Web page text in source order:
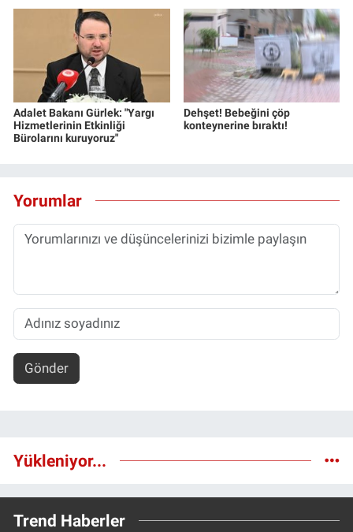
Adalet Bakanı Gürlek: "Yargı
Hizmetlerinin Etkinliği
Bürolarını kuruyoruz"
Dehşet! Bebeğini çöp
konteynerine bıraktı!
Yorumlar
Gönder
Yükleniyor...
Trend Haberler